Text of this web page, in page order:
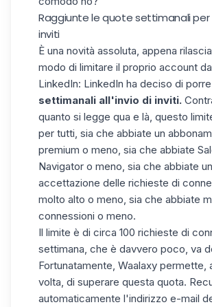
Raggiunte le quote settimanali per
inviti
È una novità assoluta, appena
modo di limitare il proprio account
LinkedIn: LinkedIn ha deciso di
settimanali all'invio di inviti.
quanto si legge qua e là, questo
per tutti, sia che abbiate un
premium o meno, sia che abbiate
Navigator o meno, sia che abbiate
accettazione delle richieste di
molto alto o meno, sia che abbiate
connessioni o meno.
Il limite è di circa 100 richieste di
settimana, che è davvero poco, va
Fortunatamente, Waalaxy permette,
volta, di superare questa quota.
automaticamente l'indirizzo e-mail